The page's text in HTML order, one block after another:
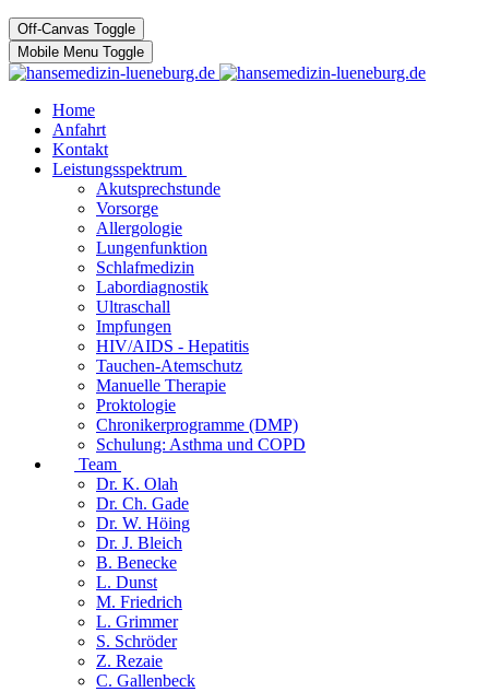
Off-Canvas Toggle
Mobile Menu Toggle
Home
Anfahrt
Kontakt
Leistungsspektrum
Akutsprechstunde
Vorsorge
Allergologie
Lungenfunktion
Schlafmedizin
Labordiagnostik
Ultraschall
Impfungen
HIV/AIDS - Hepatitis
Tauchen-Atemschutz
Manuelle Therapie
Proktologie
Chronikerprogramme (DMP)
Schulung: Asthma und COPD
Team
Dr. K. Olah
Dr. Ch. Gade
Dr. W. Höing
Dr. J. Bleich
B. Benecke
L. Dunst
M. Friedrich
L. Grimmer
S. Schröder
Z. Rezaie
C. Gallenbeck